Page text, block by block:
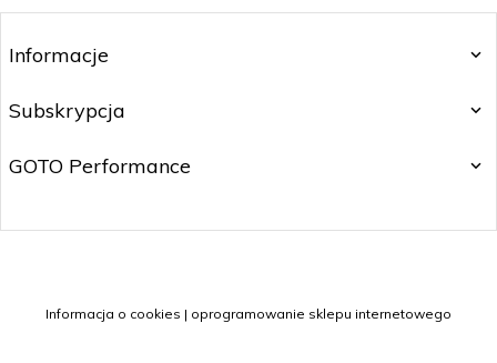
Informacje
Subskrypcja
GOTO Performance
Informacja o cookies | oprogramowanie sklepu internetowego